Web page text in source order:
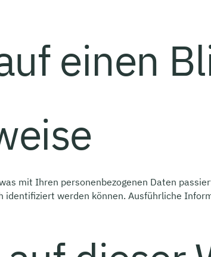
einen
mit Ihren personenbezogenen Daten
werden können. Ausführliche